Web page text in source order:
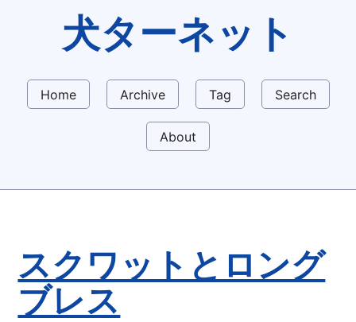
犬ターネット
Home Archive Tag Search
About
スクワットとロング
ブレス